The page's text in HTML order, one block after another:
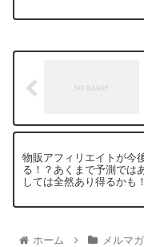
物販アフィリエイトが今
る！？あくまで予測では
しては全然あり得るかも！
ホーム メルマ